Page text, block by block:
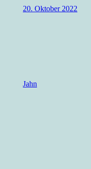
20. Oktober 2022
Jahn